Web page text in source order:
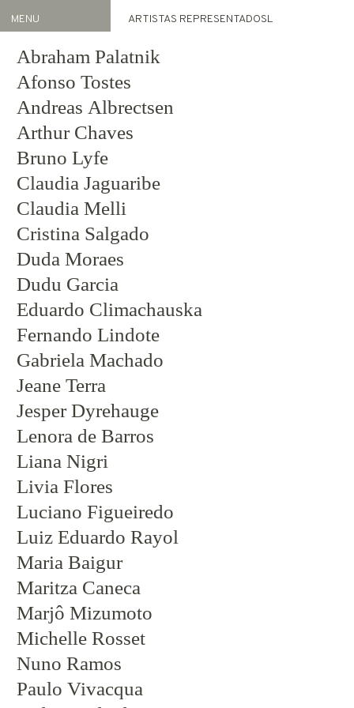
MENU
Artistas
ACERVO
Exposições
ATUAL
ARQUIVO
FEIRAS
NOTÍCIAS
INFO
HOME
Newsletter
ENGLISH
ARTISTAS REPRESENTADOSL
Abraham Palatnik
Afonso Tostes
Andreas Albrectsen
Arthur Chaves
Bruno Lyfe
Claudia Jaguaribe
Claudia Melli
Cristina Salgado
Duda Moraes
Dudu Garcia
Eduardo Climachauska
Fernando Lindote
Gabriela Machado
Jeane Terra
Jesper Dyrehauge
Lenora de Barros
Liana Nigri
Livia Flores
Luciano Figueiredo
Luiz Eduardo Rayol
Maria Baigur
Maritza Caneca
Marjô Mizumoto
Michelle Rosset
Nuno Ramos
Paulo Vivacqua